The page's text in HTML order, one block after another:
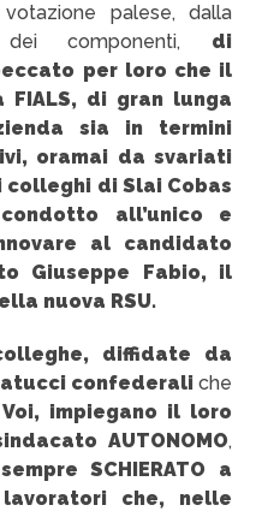
palese, dalla
dei componenti, di
per loro che il
di gran lunga
sia in termini
oramai da svariati
di Slai Cobas
all’unico e
al candidato
Giuseppe Fabio, il
nuova RSU.
diffidate da
confederali che
impiegano il loro
AUTONOMO,
SCHIERATO a
che, nelle